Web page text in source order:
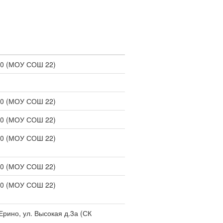
(МОУ СОШ 22)
(МОУ СОШ 22)
(МОУ СОШ 22)
(МОУ СОШ 22)
(МОУ СОШ 22)
(МОУ СОШ 22)
ул. Высокая д.3а (СК